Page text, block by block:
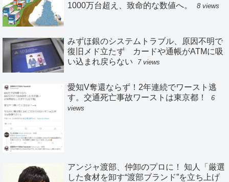
1000万台超え、致命的な数値へ。
8 views
みずほ銀のシステムトラブル、原因不明で
復旧メド立たず カードや通帳がATMに吸
い込まれ戻らない
7 views
愛知V奪還ならず！2年連続でワースト逃
す。交通死亡事故ワーストは東京都！
6
views
アンジャ渡部、仲卸のプロに！ 知人「厳選
した食材を卸す“渡部ブランド”を立ち上げ